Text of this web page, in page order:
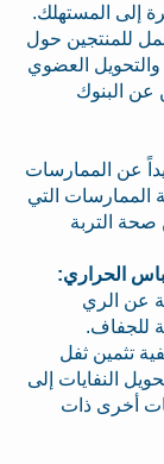
إلى المستهلك.
للمنتجين حول
والتحويل العضوي
عن البنوك
عن الممارسات
التي
التربة
الحراري:
عن الري
للجفاف.
تثمين ثفل
النفايات إلى
أخرى ذات